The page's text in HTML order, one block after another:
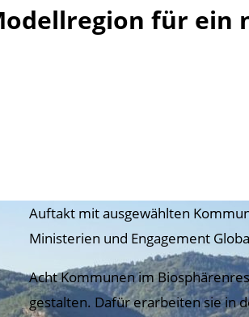
für ein
Auftakt mit ausgewählten
Ministerien und Engagement
Acht Kommunen im
gestalten. Dafür erarbeiten sie in